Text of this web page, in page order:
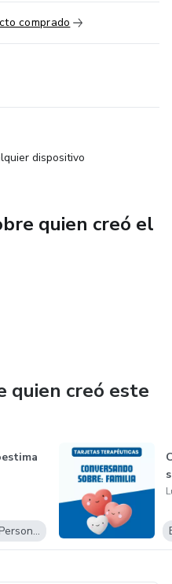
comprado
dispositivo
quien creó el
quien creó este
Desarrollo Personal